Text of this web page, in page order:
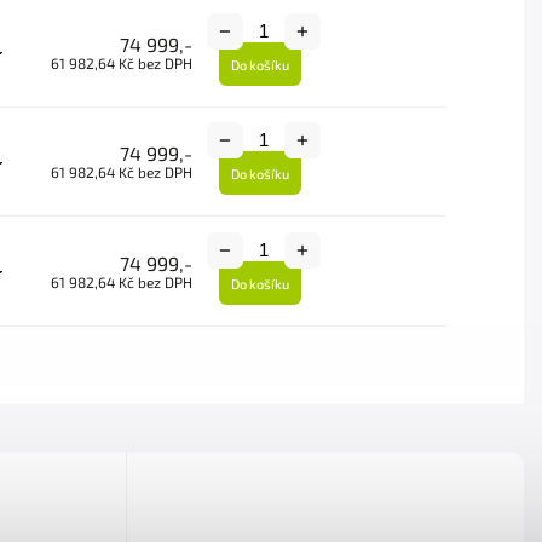
74 999,-
61 982,64 Kč bez DPH Do košíku
74 999,-
61 982,64 Kč bez DPH Do košíku
74 999,-
61 982,64 Kč bez DPH Do košíku